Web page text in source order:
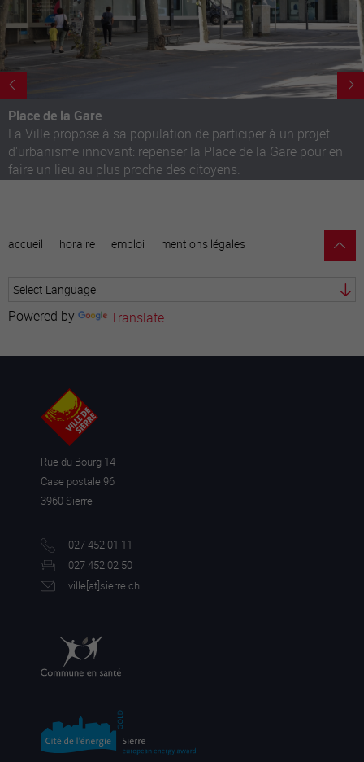
Place de la Gare
La Ville propose à sa population de participer à un projet
d'urbanisme innovant: repenser la Place de la Gare pour en
faire un lieu au plus proche des citoyens.
accueil horaire emploi mentions légales
Powered by Translate
Rue du Bourg 14
Case postale 96
3960 Sierre
027 452 01 11
027 452 02 50
ville[at]sierre.ch